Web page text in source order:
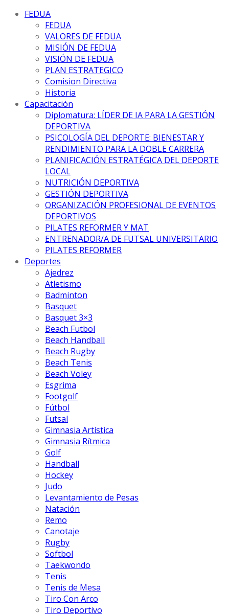
FEDUA
FEDUA
VALORES DE FEDUA
MISIÓN DE FEDUA
VISIÓN DE FEDUA
PLAN ESTRATEGICO
Comision Directiva
Historia
Capacitación
Diplomatura: LÍDER DE IA PARA LA GESTIÓN
DEPORTIVA
PSICOLOGÍA DEL DEPORTE: BIENESTAR Y
RENDIMIENTO PARA LA DOBLE CARRERA
PLANIFICACIÓN ESTRATÉGICA DEL DEPORTE
LOCAL
NUTRICIÓN DEPORTIVA
GESTIÓN DEPORTIVA
ORGANIZACIÓN PROFESIONAL DE EVENTOS
DEPORTIVOS
PILATES REFORMER Y MAT
ENTRENADOR/A DE FUTSAL UNIVERSITARIO
PILATES REFORMER
Deportes
Ajedrez
Atletismo
Badminton
Basquet
Basquet 3×3
Beach Futbol
Beach Handball
Beach Rugby
Beach Tenis
Beach Voley
Esgrima
Footgolf
Fútbol
Futsal
Gimnasia Artística
Gimnasia Rítmica
Golf
Handball
Hockey
Judo
Levantamiento de Pesas
Natación
Remo
Canotaje
Rugby
Softbol
Taekwondo
Tenis
Tenis de Mesa
Tiro Con Arco
Tiro Deportivo